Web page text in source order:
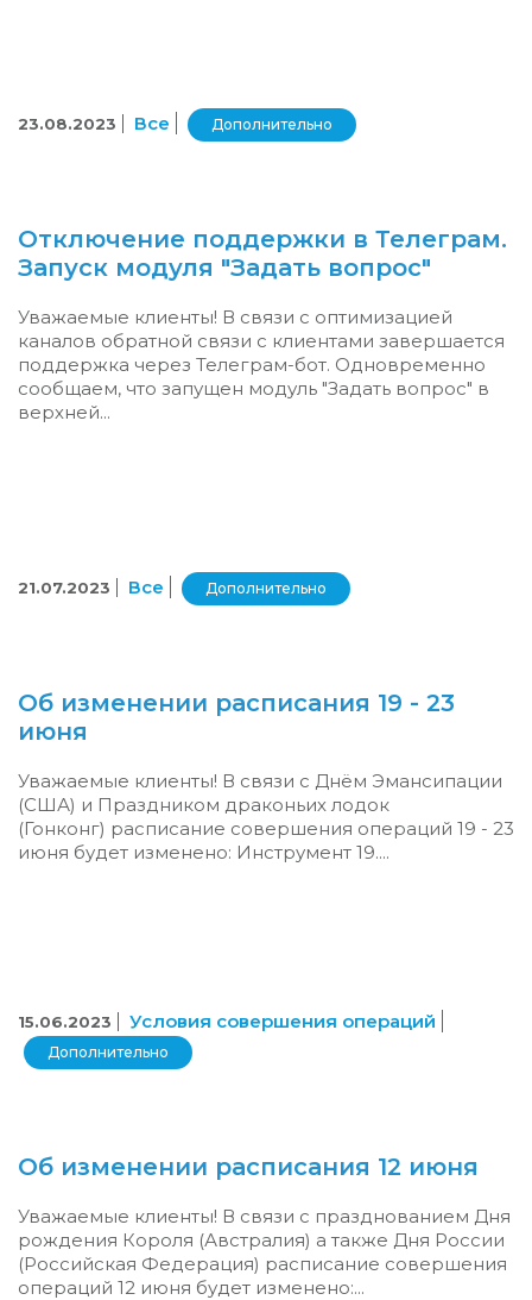
23.08.2023 Все Дополнительно
Отключение поддержки в Телеграм.
Запуск модуля "Задать вопрос"
Уважаемые клиенты! В связи с оптимизацией
каналов обратной связи с клиентами завершается
поддержка через Телеграм-бот. Одновременно
сообщаем, что запущен модуль "Задать вопрос" в
верхней...
21.07.2023 Все Дополнительно
Об изменении расписания 19 - 23
июня
Уважаемые клиенты! В связи с Днём Эмансипации
(США) и Праздником драконьих лодок
(Гонконг) расписание совершения операций 19 - 23
июня будет изменено: Инструмент 19....
15.06.2023 Условия совершения операций
Дополнительно
Об изменении расписания 12 июня
Уважаемые клиенты! В связи с празднованием Дня
рождения Короля (Австралия) а также Дня России
(Российская Федерация) расписание совершения
операций 12 июня будет изменено:...